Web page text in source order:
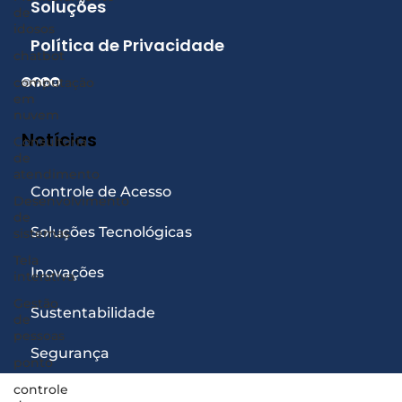
de
idosos
chatbot
computação
em
nuvem
Consultoria
de
atendimento
Desenvolvimento
de
sistemas
Tela
interativa
Gestão
de
pessoas
ponto
controle
Soluções
Política de Privacidade
Notícias
Controle de Acesso
Soluções Tecnológicas
Inovações
Sustentabilidade
Segurança